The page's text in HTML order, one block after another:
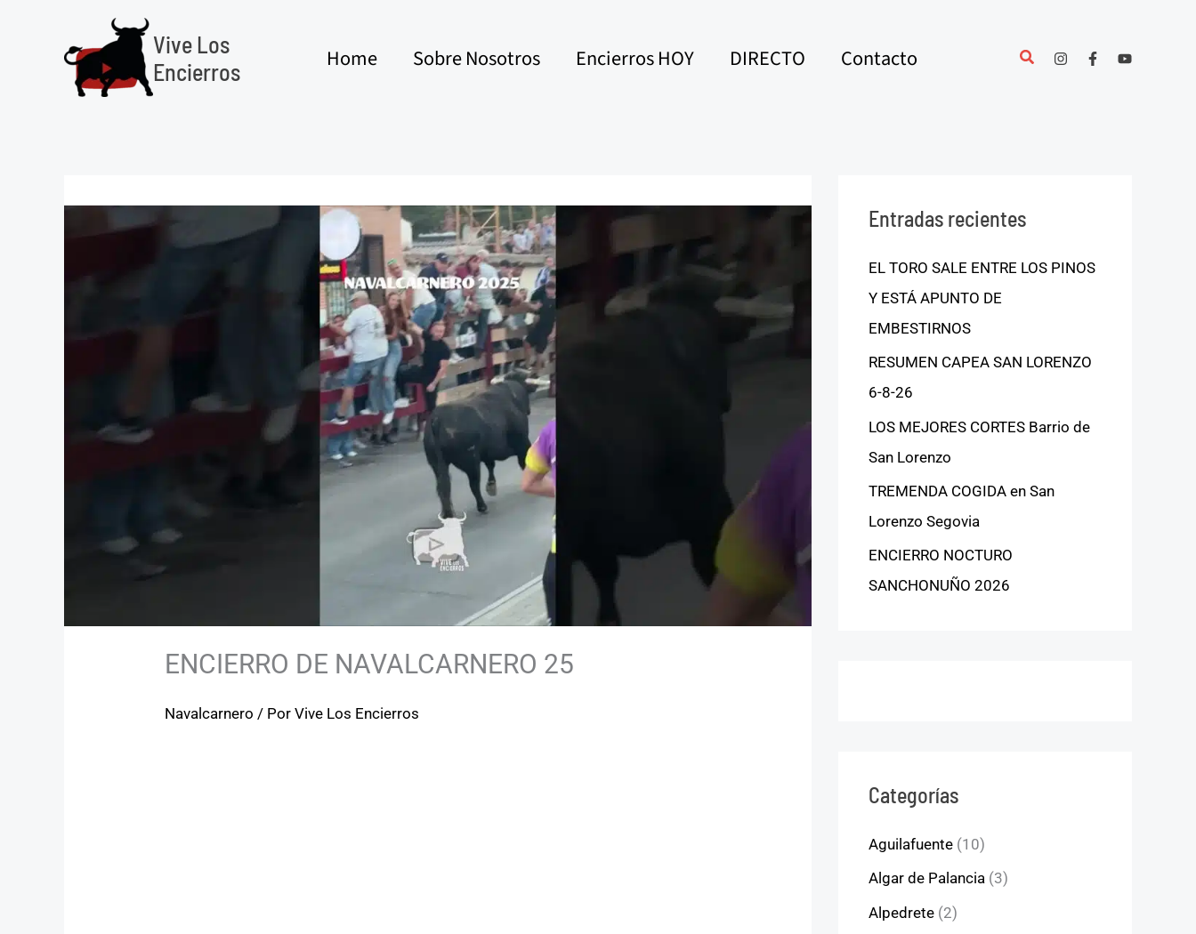
contenido
Vive Los
Encierros
Home Sobre Nosotros Encierros HOY DIRECTO Contacto
ENCIERRO DE NAVALCARNERO 25
Navalcarnero / PorVive Los Encierros
Entradas recientes
EL TORO SALE ENTRE LOS PINOS
Y ESTÁ APUNTO DE
EMBESTIRNOS
RESUMEN CAPEA SAN LORENZO
6-8-26
LOS MEJORES CORTES Barrio de
San Lorenzo
TREMENDA COGIDA en San
Lorenzo Segovia
ENCIERRO NOCTURO
SANCHONUÑO 2026
Categorías
Aguilafuente (10)
Algar de Palancia (3)
Alpedrete (2)